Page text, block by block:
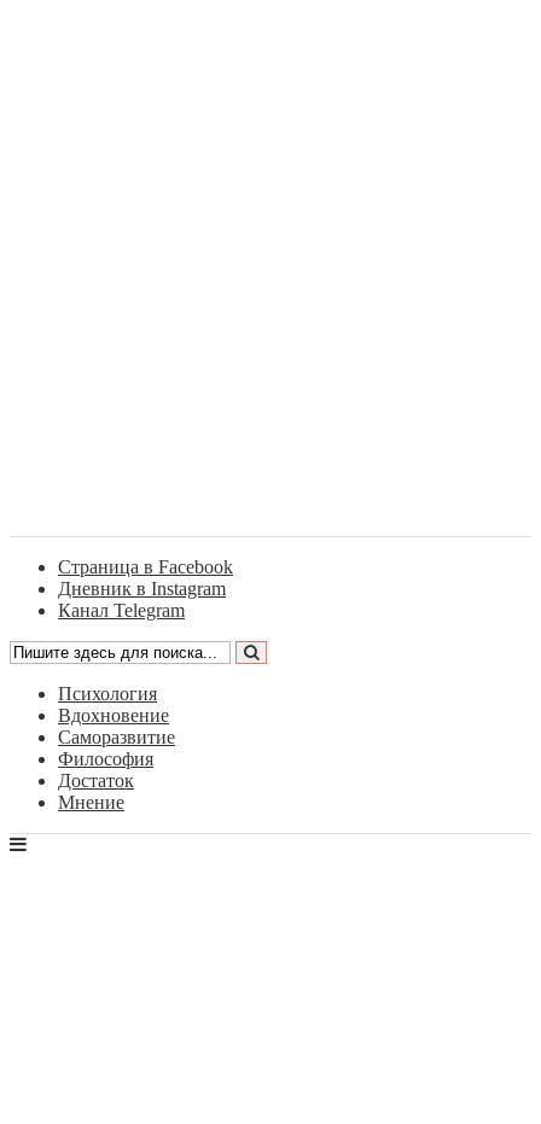
Страница в Facebook
Дневник в Instagram
Канал Telegram
Психология
Вдохновение
Саморазвитие
Философия
Достаток
Мнение